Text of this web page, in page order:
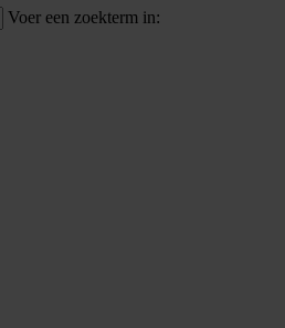
Voer een zoekterm in: